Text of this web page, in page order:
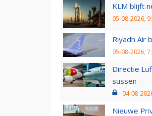
KLM blijft
05-08-2026,
Riyadh Air
05-08-2026,
Directie
sussen
04-08-
Nieuwe